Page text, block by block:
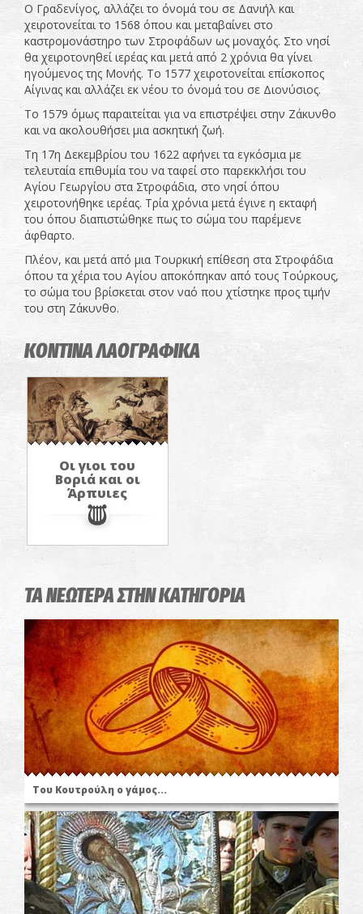
Ο Γραδενίγος, αλλάζει το όνομά του σε Δανιήλ και
χειροτονείται το 1568 όπου και μεταβαίνει στο
καστρομονάστηρο των Στροφάδων ως μοναχός. Στο νησί
θα χειροτονηθεί ιερέας και μετά από 2 χρόνια θα γίνει
ηγούμενος της Μονής. Το 1577 χειροτονείται επίσκοπος
Αίγινας και αλλάζει εκ νέου το όνομά του σε Διονύσιος.
Το 1579 όμως παραιτείται για να επιστρέψει στην Ζάκυνθο
και να ακολουθήσει μια ασκητική ζωή.
Τη 17η Δεκεμβρίου του 1622 αφήνει τα εγκόσμια με
τελευταία επιθυμία του να ταφεί στο παρεκκλήσι του
Αγίου Γεωργίου στα Στροφάδια, στο νησί όπου
χειροτονήθηκε ιερέας. Τρία χρόνια μετά έγινε η εκταφή
του όπου διαπιστώθηκε πως το σώμα του παρέμενε
άφθαρτο.
Πλέον, και μετά από μια Τουρκική επίθεση στα Στροφάδια
όπου τα χέρια του Αγίου αποκόπηκαν από τους Τούρκους,
το σώμα του βρίσκεται στον ναό που χτίστηκε προς τιμήν
του στη Ζάκυνθο.
ΚΟΝΤΙΝΑ ΛΑΟΓΡΑΦΙΚΑ
Οι γιοι του
Βοριά και οι
Άρπυιες
ΤΑ ΝΕΩΤΕΡΑ ΣΤΗΝ ΚΑΤΗΓΟΡΙΑ
Του Κουτρούλη ο γάμος...